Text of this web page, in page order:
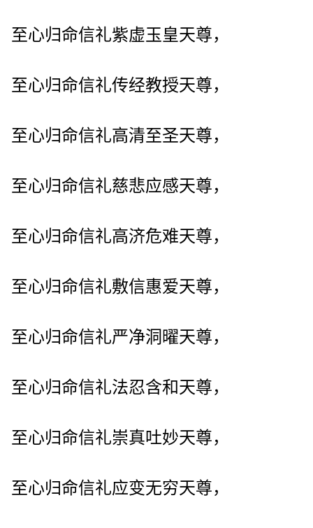
至心归命信礼紫虚玉皇天尊，
至心归命信礼传经教授天尊，
至心归命信礼高清至圣天尊，
至心归命信礼慈悲应感天尊，
至心归命信礼高济危难天尊，
至心归命信礼敷信惠爱天尊，
至心归命信礼严净洞曜天尊，
至心归命信礼法忍含和天尊，
至心归命信礼崇真吐妙天尊，
至心归命信礼应变无穷天尊，